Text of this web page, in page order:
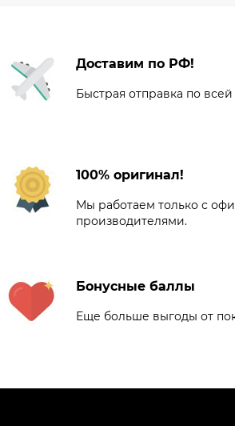
Доставим по РФ!
Быстрая отправка по
100% оригинал!
Мы работаем только с
производителями.
Бонусные баллы
Еще больше выгоды от